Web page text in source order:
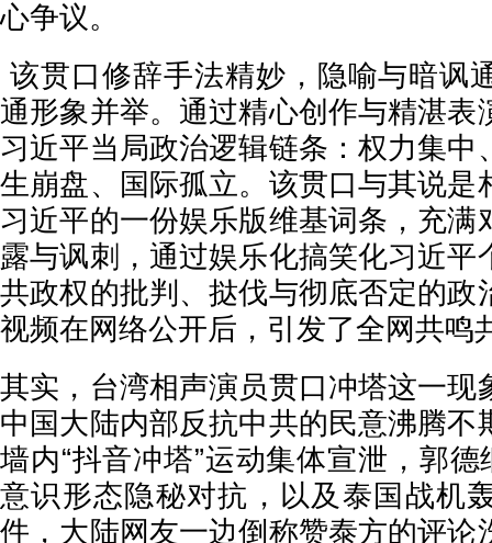
心争议。
该贯口修辞手法精妙，隐喻与暗讽
通形象并举。通过精心创作与精湛表
习近平当局政治逻辑链条：权力集中
生崩盘、国际孤立。该贯口与其说是
习近平的一份娱乐版维基词条，充满
露与讽刺，通过娱乐化搞笑化习近平
共政权的批判、挞伐与彻底否定的政
视频在网络公开后，引发了全网共鸣
其实，台湾相声演员贯口冲塔这一现
中国大陆内部反抗中共的民意沸腾不
墙内“抖音冲塔”运动集体宣泄，郭德
意识形态隐秘对抗，以及泰国战机
件，大陆网友一边倒称赞泰方的评论